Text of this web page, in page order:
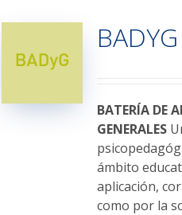
Las
opciones
elegir
en
la
página
de
producto
BATERÍA DE
GENERALES
ámbito
aplicación,
como por la